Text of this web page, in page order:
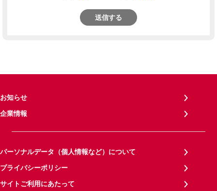
送信する
お知らせ
企業情報
パーソナルデータ（個人情報など）について
プライバシーポリシー
サイトご利用にあたって